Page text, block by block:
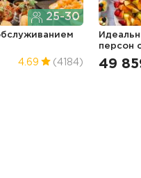
25-30
4.69 (4184)
персон
49